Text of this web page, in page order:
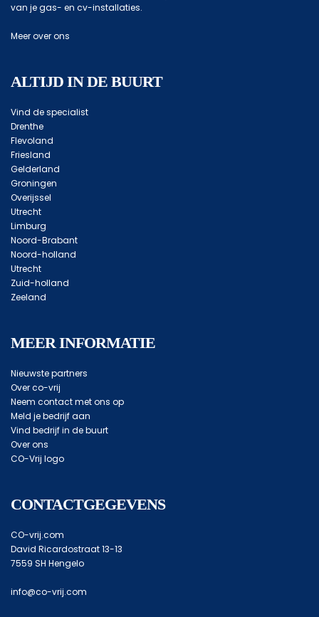
van je gas- en cv-installaties.
Meer over ons
ALTIJD IN DE BUURT
Vind de specialist
Drenthe
Flevoland
Friesland
Gelderland
Groningen
Overijssel
Utrecht
Limburg
Noord-Brabant
Noord-holland
Utrecht
Zuid-holland
Zeeland
MEER INFORMATIE
Nieuwste partners
Over co-vrij
Neem contact met ons op
Meld je bedrijf aan
Vind bedrijf in de buurt
Over ons
CO-Vrij logo
CONTACTGEGEVENS
CO-vrij.com
David Ricardostraat 13-13
7559 SH Hengelo
info@co-vrij.com